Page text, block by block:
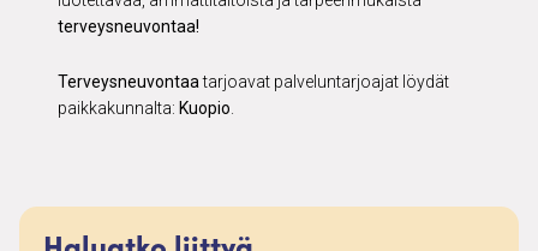
terveysneuvontaa!
Terveysneuvontaatarjoavat palveluntarjoajat löydät
paikkakunnalta: Kuopio